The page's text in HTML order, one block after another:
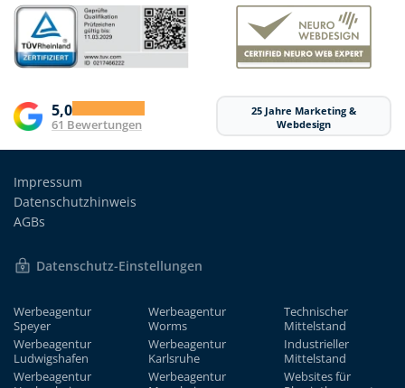
5,0
61 Bewertungen
25 Jahre Marketing &
Webdesign
Impressum
Datenschutzhinweis
AGBs
Datenschutz-Einstellungen
Werbeagentur
Speyer
Werbeagentur
Ludwigshafen
Werbeagentur
Werbeagentur
Worms
Werbeagentur
Karlsruhe
Werbeagentur
Technischer
Mittelstand
Industrieller
Mittelstand
Websites für